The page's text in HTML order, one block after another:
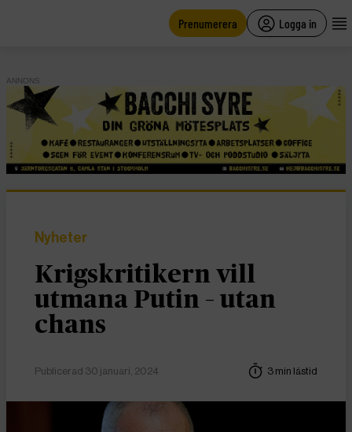
Prenumerera Logga in
ANNONS
Nyheter
Krigskritikern vill
utmana Putin – utan
chans
Publicerad 30 januari, 2024 3 min lästid